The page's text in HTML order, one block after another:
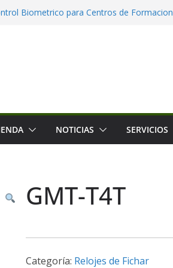
Biometrico para Centros de Formacion
NOTICIAS SERVICIOS
GMT-T4T
Categoría: Relojes de Fichar